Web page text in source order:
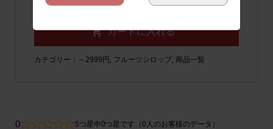
カテゴリー： ～2999円, フルーツシロップ, 商品一覧
0 5つ星中0つ星です（0人のお客様のデータ）